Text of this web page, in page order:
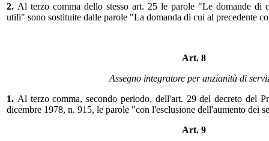
2. Al terzo comma dello stesso art. 25 le parole "Le domande di
utili" sono sostituite dalle parole "La domanda di cui al precedente
Art. 8
Assegno integratore per anzianità di
1. Al terzo comma, secondo periodo, dell'art. 29 del decreto del
dicembre 1978, n. 915, le parole "con l'esclusione dell'aumento dei
Art. 9